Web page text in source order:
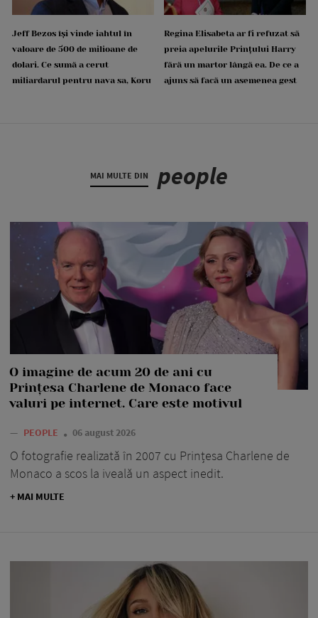
Jeff Bezos își vinde iahtul în
valoare de 500 de milioane de
dolari. Ce sumă a cerut
miliardarul pentru nava sa, Koru
Regina Elisabeta ar fi refuzat să
preia apelurile Prințului Harry
fără un martor lângă ea. De ce a
ajuns să facă un asemenea gest
MAI MULTE DIN people
O imagine de acum 20 de ani cu
Prințesa Charlene de Monaco face
valuri pe internet. Care este motivul
— PEOPLE 06 august 2026
O fotografie realizată în 2007 cu Prințesa Charlene de
Monaco a scos la iveală un aspect inedit.
+ MAI MULTE